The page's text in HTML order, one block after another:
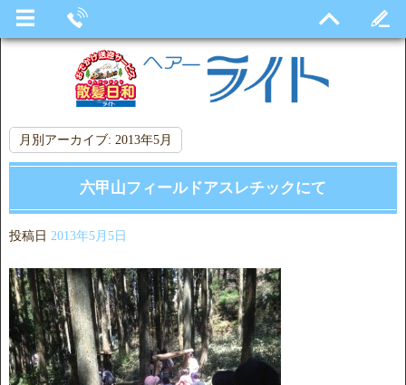
月別アーカイブ: 2013年5月
六甲山フィールドアスレチックにて
投稿日 2013年5月5日